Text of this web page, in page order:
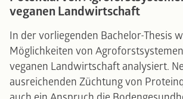
veganen Landwirtschaft
In der vorliegenden Bachelor-Thesis
Möglichkeiten von
veganen Landwirtschaft analysiert.
ausreichenden Züchtung von